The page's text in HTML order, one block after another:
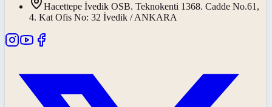
Hacettepe İvedik OSB. Teknokenti 1368. Cadde No.61,
4. Kat Ofis No: 32 İvedik / ANKARA